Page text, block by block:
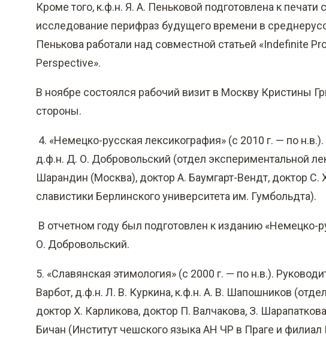
Кроме того, к.ф.н. Я. А. Пеньковой подготовлена к печати
исследование перифраз будущего времени в
Пенькова работали над совместной статьей «Indefinite
Perspective».
В ноябре состоялся рабочий визит в Москву Кристины
стороны.
4. «Немецко-русская лексикография» (с 2010 г. — по
д.ф.н. Д. О. Добровольский (отдел экспериментальной
Шарандин (Москва), доктор А. Баумгарт-Вендт, доктор С.
славистики Берлинского университета им. Гумбольдта).
В отчетном году был подготовлен к изданию «Немецко-
О. Добровольский.
5. «Славянская этимология» (с 2000 г. — по н.в.).
Варбот, д.ф.н. Л. В. Куркина, к.ф.н. А. В. Шапошников
доктор Х. Карликова, доктор П. Валчакова, З.
Бичан (Институт чешского языка АН ЧР в Праге и